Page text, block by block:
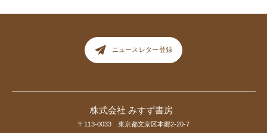
ニュースレター登録
株式会社 みすず書房
〒113-0033 東京都文京区本郷2-20-7